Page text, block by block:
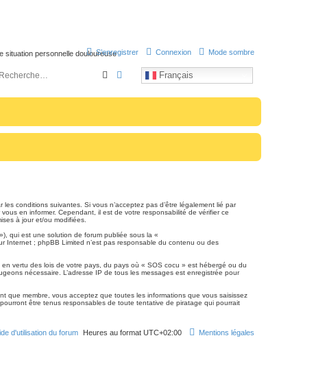
situation personnelle douloureuse Mode sombre
Connexion
S’enregistrer
Français
h
e
h
e
v
n
é
conditions suivantes. Si vous n’acceptez pas d’être légalement lié par
en informer. Cependant, il est de votre responsabilité de vérifier ce
à jour et/ou modifiées.
qui est une solution de forum publiée sous la «
Internet ; phpBB Limited n’est pas responsable du contenu ou des
vertu des lois de votre pays, du pays où « SOS cocu » est hébergé ou du
nécessaire. L’adresse IP de tous les messages est enregistrée pour
que membre, vous acceptez que toutes les informations que vous saisissez
être tenus responsables de toute tentative de piratage qui pourrait
Mentions légales
Heures au format UTC+02:00
d'utilisation du forum